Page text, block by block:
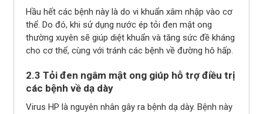
Hầu hết các bệnh này là do vi khuẩn xâm nhập vào cơ
thể. Do đó, khi sử dụng nước ép tỏi đen mật ong
thường xuyên sẽ giúp diệt khuẩn và tăng sức đề kháng
cho cơ thể, cùng với tránh các bệnh về đường hô hấp.
2.3 Tỏi đen ngâm mật ong giúp hỗ trợ điều trị
các bệnh về dạ dày
Virus HP là nguyên nhân gây ra bệnh dạ dày. Bệnh này